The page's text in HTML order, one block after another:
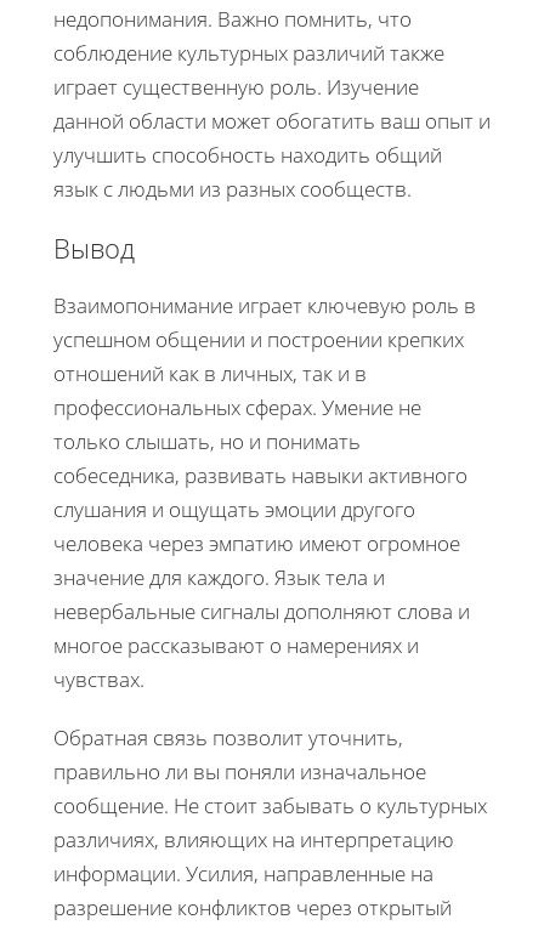
недопонимания. Важно помнить, что
соблюдение культурных различий также
играет существенную роль. Изучение
данной области может обогатить ваш опыт и
улучшить способность находить общий
язык с людьми из разных сообществ.
Вывод
Взаимопонимание играет ключевую роль в
успешном общении и построении крепких
отношений как в личных, так и в
профессиональных сферах. Умение не
только слышать, но и понимать
собеседника, развивать навыки активного
слушания и ощущать эмоции другого
человека через эмпатию имеют огромное
значение для каждого. Язык тела и
невербальные сигналы дополняют слова и
многое рассказывают о намерениях и
чувствах.
Обратная связь позволит уточнить,
правильно ли вы поняли изначальное
сообщение. Не стоит забывать о культурных
различиях, влияющих на интерпретацию
информации. Усилия, направленные на
разрешение конфликтов через открытый